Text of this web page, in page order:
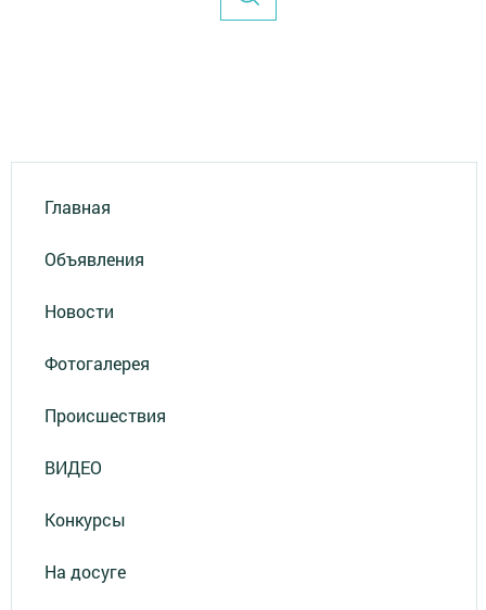
Главная
Объявления
Новости
Фотогалерея
Происшествия
ВИДЕО
Конкурсы
На досуге